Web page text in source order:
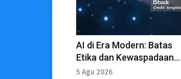
AI di Era Modern: Batas
Etika dan Kewaspadaan
Digital
5 Agu 2026